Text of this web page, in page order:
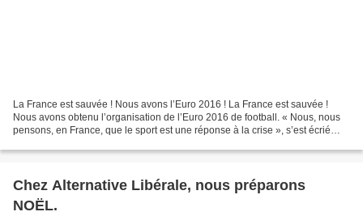
La France est sauvée ! Nous avons l’Euro 2016 ! La France est sauvée !
Nous avons obtenu l’organisation de l’Euro 2016 de football. « Nous, nous
pensons, en France, que le sport est une réponse à la crise », s’est écrié
Chez Alternative Libérale, nous préparons
NOËL.